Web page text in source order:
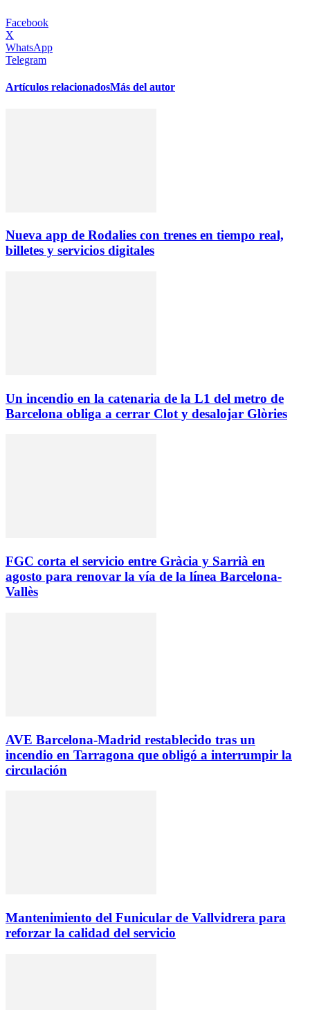
Facebook
X
WhatsApp
Telegram
Artículos relacionadosMás del autor
Nueva app de Rodalies con trenes en tiempo real,
billetes y servicios digitales
Un incendio en la catenaria de la L1 del metro de
Barcelona obliga a cerrar Clot y desalojar Glòries
FGC corta el servicio entre Gràcia y Sarrià en
agosto para renovar la vía de la línea Barcelona-
Vallès
AVE Barcelona-Madrid restablecido tras un
incendio en Tarragona que obligó a interrumpir la
circulación
Mantenimiento del Funicular de Vallvidrera para
reforzar la calidad del servicio